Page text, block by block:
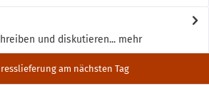
und diskutieren... mehr
am nächsten Tag